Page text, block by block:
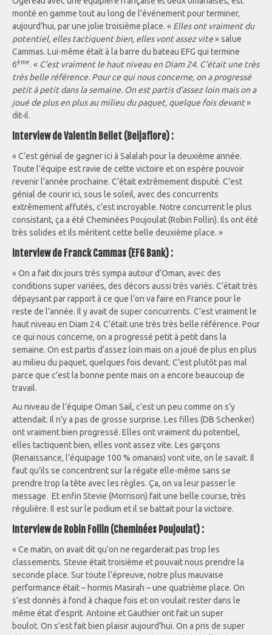
monté en gamme tout au long de l’événement pour terminer,
aujourd’hui, par une jolie troisième place. « Elles ont vraiment du
potentiel, elles tactiquent bien, elles vont assez vite» salue
Cammas. Lui-même était à la barre du bateau EFG qui termine
6ème. « C’est vraiment le haut niveau en Diam 24. C’était une très
très belle référence. Pour ce qui nous concerne, on a progressé
petit à petit dans la semaine. On est partis d’assez loin mais on a
joué de plus en plus au milieu du paquet, quelque fois devant»
dit-il.
Interview de Valentin Bellet (Beijaflore) :
« C’est génial de gagner ici à Salalah pour la deuxième année.
Toute l’équipe est ravie de cette victoire et on espère pouvoir
revenir l’année prochaine. C’était extrêmement disputé. C’est
génial de courir ici, sous le soleil, avec des concurrents
extrêmement affutés, c’est incroyable. Notre concurrent le plus
consistant, ça a été Cheminées Poujoulat (Robin Follin). Ils ont été
très solides et ils méritent cette belle deuxième place. »
Interview de Franck Cammas (EFG Bank) :
« On a fait dix jours très sympa autour d’Oman, avec des
conditions super variées, des décors aussi très variés. C’était très
dépaysant par rapport à ce que l’on va faire en France pour le
reste de l’année. Il y avait de super concurrents. C’est vraiment le
haut niveau en Diam 24. C’était une très très belle référence. Pour
ce qui nous concerne, on a progressé petit à petit dans la
semaine. On est partis d’assez loin mais on a joué de plus en plus
au milieu du paquet, quelques fois devant. C’est plutôt pas mal
parce que c’est la bonne pente mais on a encore beaucoup de
travail.
Au niveau de l’équipe Oman Sail, c’est un peu comme on s’y
attendait. Il n’y a pas de grosse surprise. Les filles (DB Schenker)
ont vraiment bien progressé. Elles ont vraiment du potentiel,
elles tactiquent bien, elles vont assez vite. Les garçons
(Renaissance, l’équipage 100 % omanais) vont vite, on le savait. Il
faut qu’ils se concentrent sur la régate elle-même sans se
prendre trop la tête avec les règles. Ça, on va leur passer le
message. Et enfin Stevie (Morrison) fait une belle course, très
régulière. Il est sur le podium et il se battait pour la victoire.
Interview de Robin Follin (Cheminées Poujoulat) :
« Ce matin, on avait dit qu’on ne regarderait pas trop les
classements. Stevie était troisième et pouvait nous prendre la
seconde place. Sur toute l’épreuve, notre plus mauvaise
performance était – hormis Masirah – une quatrième place. On
s’est donnés à fond à chaque fois et on voulait rester dans le
même état d’esprit. Antoine et Gauthier ont fait un super
boulot. On s’est fait bien plaisir aujourd’hui. On a pris de super